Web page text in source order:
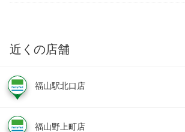
近くの店舗
福山駅北口店
福山野上町店